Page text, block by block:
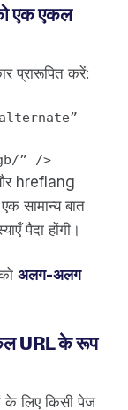
एक एकल
प्रारूपित करें:
” />
hreflang
सामान्य बात
पैदा होंगी।
अलग-अलग
URL के रूप
लिए किसी पेज